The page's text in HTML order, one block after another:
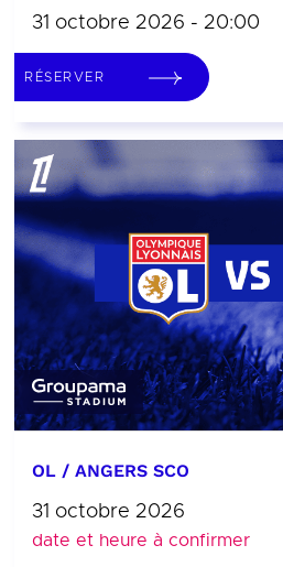
31 octobre 2026 - 20:00
RÉSERVER
OL / ANGERS SCO
31 octobre 2026
date et heure à confirmer